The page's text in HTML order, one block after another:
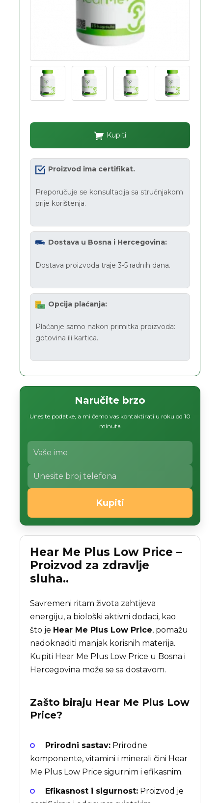
Kupiti
Proizvod ima certifikat.
Preporučuje se konsultacija sa stručnjakom
prije korištenja.
Dostava u Bosna i Hercegovina:
Dostava proizvoda traje 3-5 radnih dana.
Opcija plaćanja:
Plaćanje samo nakon primitka proizvoda:
gotovina ili kartica.
Naručite brzo
Unesite podatke, a mi ćemo vas kontaktirati u roku od 10
minuta
Kupiti
Hear Me Plus Low Price –
Proizvod za zdravlje
sluha..
Savremeni ritam života zahtijeva
energiju, a biološki aktivni dodaci, kao
što je Hear Me Plus Low Price, pomažu
nadoknaditi manjak korisnih materija.
Kupiti Hear Me Plus Low Price u Bosna i
Hercegovina može se sa dostavom.
Zašto biraju Hear Me Plus Low
Price?
Prirodni sastav: Prirodne
komponente, vitamini i minerali čini Hear
Me Plus Low Price sigurnim i efikasnim.
Efikasnost i sigurnost: Proizvod je